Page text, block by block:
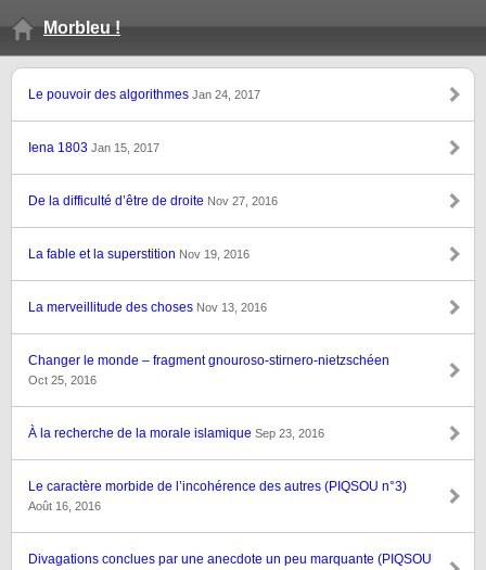
Morbleu !
Le pouvoir des algorithmes Jan 24, 2017
Iena 1803 Jan 15, 2017
De la difficulté d’être de droite Nov 27, 2016
La fable et la superstition Nov 19, 2016
La merveillitude des choses Nov 13, 2016
Changer le monde – fragment gnouroso-stirnero-nietzschéen
Oct 25, 2016
À la recherche de la morale islamique Sep 23, 2016
Le caractère morbide de l’incohérence des autres (PIQSOU n°3)
Août 16, 2016
Divagations conclues par une anecdote un peu marquante (PIQSOU